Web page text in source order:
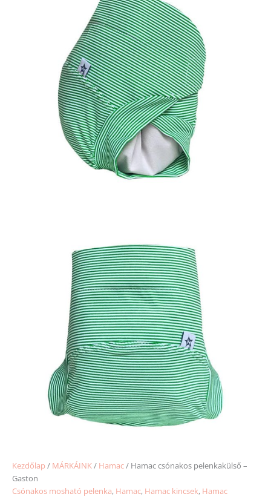
Kezdőlap / MÁRKÁINK/ Hamac/ Hamac csónakos pelenkakülső –
Gaston
Csónakos mosható pelenka, Hamac, Hamac kincsek, Hamac